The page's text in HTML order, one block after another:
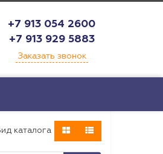
+7 913 054 2600
+7 913 929 5883
Заказать звонок
каталога